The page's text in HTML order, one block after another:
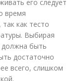
его следует
время
как тесто
Выбирая
должна быть
достаточно
всего, слишком